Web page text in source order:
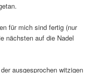
für mich sind fertig (nur
nächsten auf die Nadel
ausgesprochen witzigen